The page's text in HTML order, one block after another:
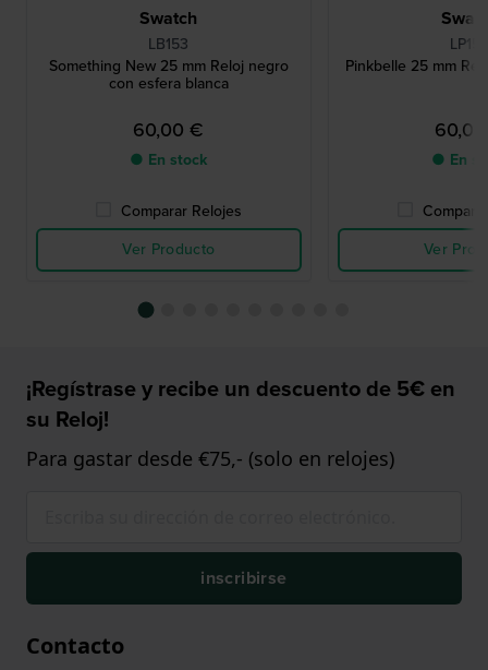
Swatch
LB153
Something New 25 mm Reloj negro
con esfera blanca
60,00 €
● En stock
Comparar Relojes
Ver Producto
Pinkbelle 25 mm
● En
Ver
¡Regístrase y recibe un descuento de 5€ en
su Reloj!
Para gastar desde €75,- (solo en relojes)
inscribirse
Contacto